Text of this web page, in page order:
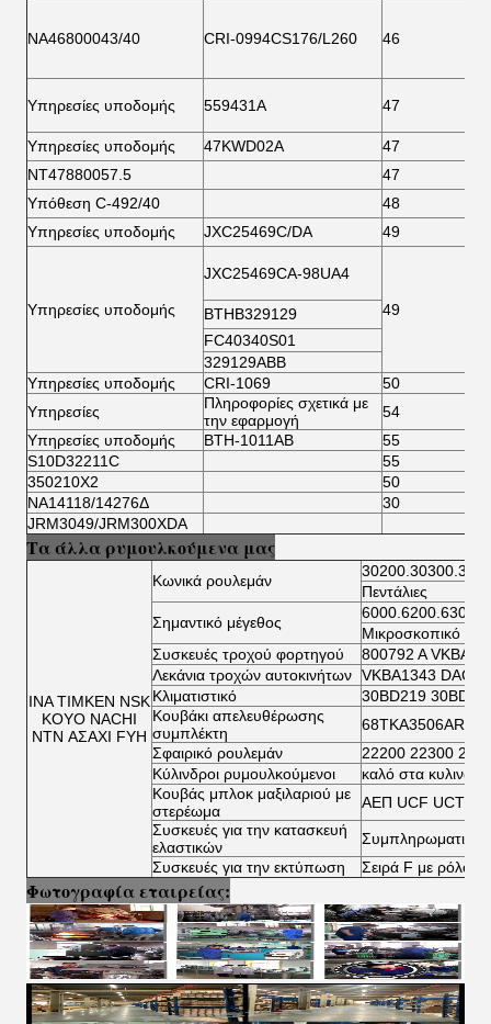
ΝΑ46800043/40 CRI-0994CS176/L260 46
Υπηρεσίες υποδομής 559431Α 47
Υπηρεσίες υποδομής 47KWD02A 47
ΝΤ47880057.5
47
Υπόθεση C-492/40
48
Υπηρεσίες υποδομής
JXC25469C/DA 49
Υπηρεσίες υποδομής
JXC25469CA-98UA4
49
BTHB329129
FC40340S01
329129ABB
Υπηρεσίες υποδομής
CRI-1069 50
Υπηρεσίες
Πληροφορίες σχετικά με
την εφαρμογή
54
Υπηρεσίες υποδομής
BTH-1011AB 55
S10D32211C
55
350210X2
50
NA14118/14276Δ
30
JRM3049/JRM300XDA
Τα άλλα ρυμουλκούμενα μας
ΙΝΑ ΤΙΜΚΕΝ NSK
KOYO NACHI
NTN ΑΣΑΧΙ FYH
Κωνικά ρουλεμάν
Πεντάλιες
Σημαντικό μέγεθος
Μικροσκοπικό
Συσκευές τροχού φορτηγού
800792 Α VKBA
Λεκάνια τροχών αυτοκινήτων VKBA1343
Κλιματιστικό
30BD219
Κουβάκι απελευθέρωσης
συμπλέκτη
68TKA3506AR
Σφαιρικό ρουλεμάν
22200 22300
Κύλινδροι ρυμουλκούμενοι
καλό στα
Κουβάς μπλοκ μαξιλαριού με
στερέωμα
ΑΕΠ UCF UCT
Συσκευές για την κατασκευή
ελαστικών
Συσκευές για την εκτύπωση
Σειρά F με ρόλο
Φωτογραφία εταιρείας: